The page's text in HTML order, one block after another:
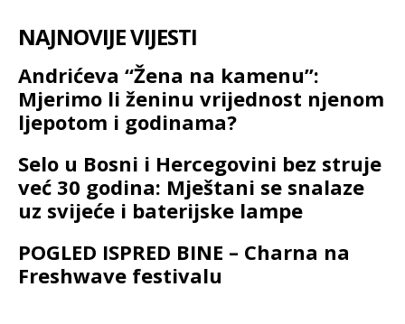
NAJNOVIJE VIJESTI
Andrićeva “Žena na kamenu”:
Mjerimo li ženinu vrijednost njenom
ljepotom i godinama?
Selo u Bosni i Hercegovini bez struje
već 30 godina: Mještani se snalaze
uz svijeće i baterijske lampe
POGLED ISPRED BINE – Charna na
Freshwave festivalu